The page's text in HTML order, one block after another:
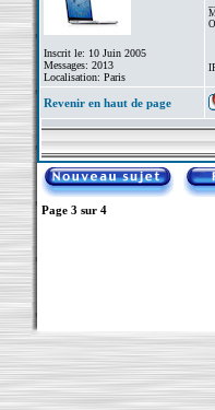
Inscrit le: 10 Juin 2005
Messages: 2013
Localisation: Paris
Revenir en haut de page
Page 3 sur 4